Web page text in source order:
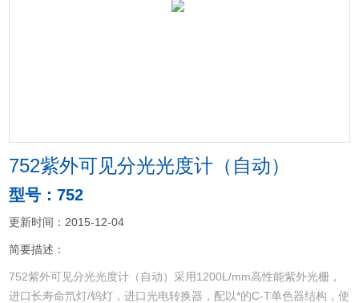
752紫外可见分光光度计（自动）
型号：752
更新时间：2015-12-04
简要描述：
752紫外可见分光光度计（自动）采用1200L/mm高性能紫外光栅，
进口长寿命氘灯/钨灯，进口光电转换器，配以*的C-T单色器结构，使